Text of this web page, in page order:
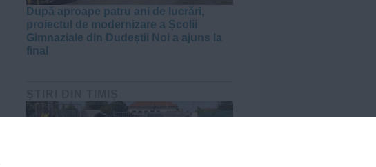
După aproape patru ani de lucrări,
proiectul de modernizare a Școlii
Gimnaziale din Dudeștii Noi a ajuns la
final